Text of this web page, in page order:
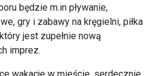
będzie m.in pływanie,
gry i zabawy na kręgielni, piłka
jest zupełnie nową
imprez.